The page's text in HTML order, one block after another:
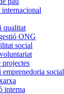
qualitat
ONG
social
projectes
social
interna